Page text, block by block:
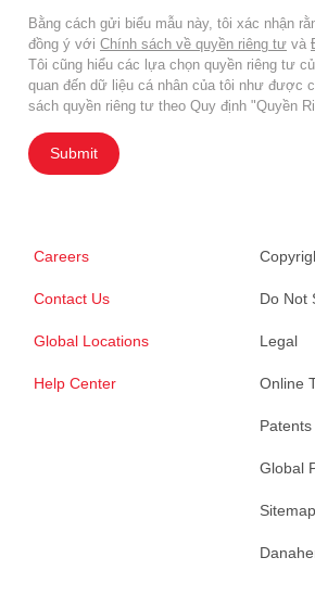
Bằng cách gửi biểu mẫu này, tôi xác nhận
đồng ý với Chính sách về quyền riêng tư và
Tôi cũng hiểu các lựa chọn quyền riêng tư
quan đến dữ liệu cá nhân của tôi như được
sách quyền riêng tư theo Quy định "Quyền
Submit
Careers
Contact Us
Global Locations
Help Center
Do Not
Legal
Online
Patents
Global
Sitemap